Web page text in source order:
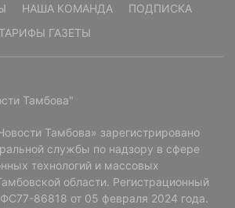
НАША КОМАНДА
ПОДПИСКА
ТАРИФЫ ГАЗЕТЫ
Тамбова"
Тамбова» зарегистрировано
службы по надзору в сфере
технологий и массовых
области. Регистрационный
86818 от 05 февраля 2024 года.